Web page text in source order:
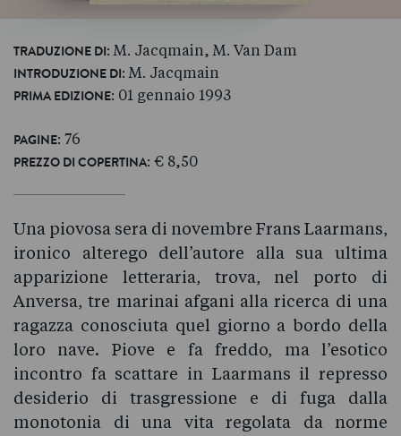
TRADUZIONE DI: M. Jacqmain, M. Van Dam
INTRODUZIONE DI: M. Jacqmain
PRIMA EDIZIONE: 01 gennaio 1993
PAGINE: 76
PREZZO DI COPERTINA: € 8,50
Una piovosa sera di novembre Frans Laarmans,
ironico alterego dell’autore alla sua ultima
apparizione letteraria, trova, nel porto di
Anversa, tre marinai afgani alla ricerca di una
ragazza conosciuta quel giorno a bordo della
loro nave. Piove e fa freddo, ma l’esotico
incontro fa scattare in Laarmans il represso
desiderio di trasgressione e di fuga dalla
monotonia di una vita regolata da norme